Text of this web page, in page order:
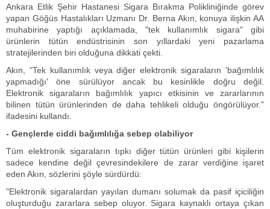
Ankara Etlik Şehir Hastanesi Sigara Bırakma Polikliniğinde görev
yapan Göğüs Hastalıkları Uzmanı Dr. Berna Akın, konuya ilişkin AA
muhabirine yaptığı açıklamada, "tek kullanımlık sigara" gibi
ürünlerin tütün endüstrisinin son yıllardaki yeni pazarlama
stratejilerinden biri olduğuna dikkati çekti.
Akın, "Tek kullanımlık veya diğer elektronik sigaraların 'bağımlılık
yapmadığı' öne sürülüyor ancak bu kesinlikle doğru değil.
Elektronik sigaraların bağımlılık yapıcı etkisinin ve zararlarının
bilinen tütün ürünlerinden de daha tehlikeli olduğu öngörülüyor."
ifadesini kullandı.
- Gençlerde ciddi bağımlılığa sebep olabiliyor
Tüm elektronik sigaraların tıpkı diğer tütün ürünleri gibi kişilerin
sadece kendine değil çevresindekilere de zarar verdiğine işaret
eden Akın, sözlerini şöyle sürdürdü:
"Elektronik sigaralardan yayılan dumanı solumak da pasif içiciliğin
oluşturduğu zararlara sebep oluyor. Sigara kaynaklı ortaya çıkan